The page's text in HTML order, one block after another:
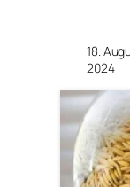
18.
2024